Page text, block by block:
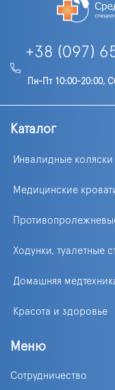
+38 (097)
Пн-Пт 10:00-20:00,
Каталог
Инвалидные коляски
Медицинские
Ходунки, туалетные
Домашняя
Красота и здоровье
Меню
Сотрудничество